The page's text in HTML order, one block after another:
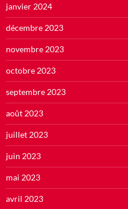
janvier 2024
décembre 2023
novembre 2023
octobre 2023
septembre 2023
août 2023
juillet 2023
juin 2023
mai 2023
avril 2023